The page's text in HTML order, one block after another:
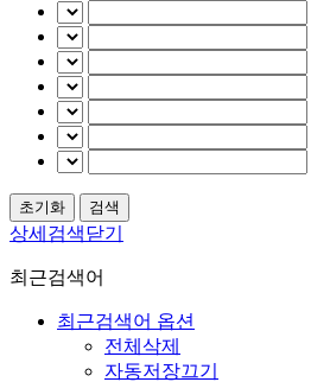
상세검색닫기
최근검색어
최근검색어 옵션
전체삭제
자동저장끄기